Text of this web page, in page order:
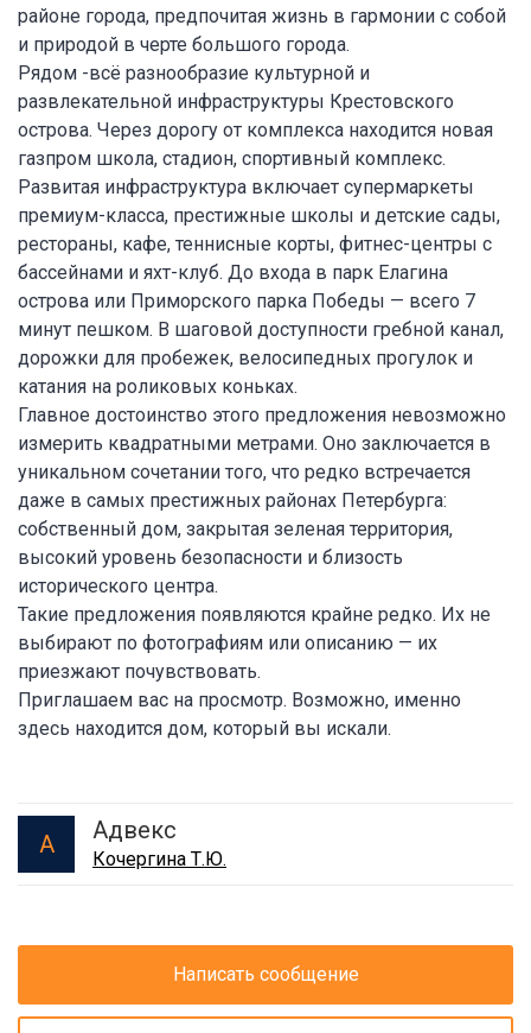
районе города, предпочитая жизнь в гармонии с собой
и природой в черте большого города.
Рядом -всё разнообразие культурной и
развлекательной инфраструктуры Крестовского
острова. Через дорогу от комплекса находится новая
газпром школа, стадион, спортивный комплекс.
Развитая инфраструктура включает супермаркеты
премиум-класса, престижные школы и детские сады,
рестораны, кафе, теннисные корты, фитнес-центры с
бассейнами и яхт-клуб. До входа в парк Елагина
острова или Приморского парка Победы — всего 7
минут пешком. В шаговой доступности гребной канал,
дорожки для пробежек, велосипедных прогулок и
катания на роликовых коньках.
Главное достоинство этого предложения невозможно
измерить квадратными метрами. Оно заключается в
уникальном сочетании того, что редко встречается
даже в самых престижных районах Петербурга:
собственный дом, закрытая зеленая территория,
высокий уровень безопасности и близость
исторического центра.
Такие предложения появляются крайне редко. Их не
выбирают по фотографиям или описанию — их
приезжают почувствовать.
Приглашаем вас на просмотр. Возможно, именно
здесь находится дом, который вы искали.
А Адвекс
Кочергина Т.Ю.
Написать сообщение